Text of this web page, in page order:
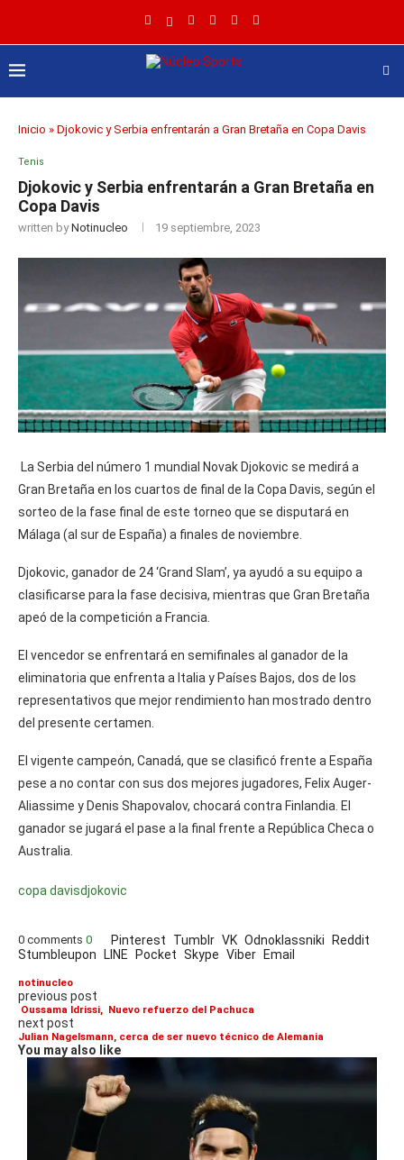
Inicio » Djokovic y Serbia enfrentarán a Gran Bretaña en Copa Davis
Tenis
Djokovic y Serbia enfrentarán a Gran Bretaña en
Copa Davis
written byNotinucleo 19 septiembre, 2023
La Serbia del número 1 mundial Novak Djokovic se medirá a
Gran Bretaña en los cuartos de final de la Copa Davis, según el
sorteo de la fase final de este torneo que se disputará en
Málaga (al sur de España) a finales de noviembre.
Djokovic, ganador de 24 ‘Grand Slam’, ya ayudó a su equipo a
clasificarse para la fase decisiva, mientras que Gran Bretaña
apeó de la competición a Francia.
El vencedor se enfrentará en semifinales al ganador de la
eliminatoria que enfrenta a Italia y Países Bajos, dos de los
representativos que mejor rendimiento han mostrado dentro
del presente certamen.
El vigente campeón, Canadá, que se clasificó frente a España
pese a no contar con sus dos mejores jugadores, Felix Auger-
Aliassime y Denis Shapovalov, chocará contra Finlandia. El
ganador se jugará el pase a la final frente a República Checa o
Australia.
copa davisdjokovic
0 comments 0 Pinterest Tumblr VK Odnoklassniki Reddit
Stumbleupon LINE Pocket Skype Viber Email
notinucleo
previous post
Oussama Idrissi, Nuevo refuerzo del Pachuca
next post
Julian Nagelsmann, cerca de ser nuevo técnico de Alemania
You may also like